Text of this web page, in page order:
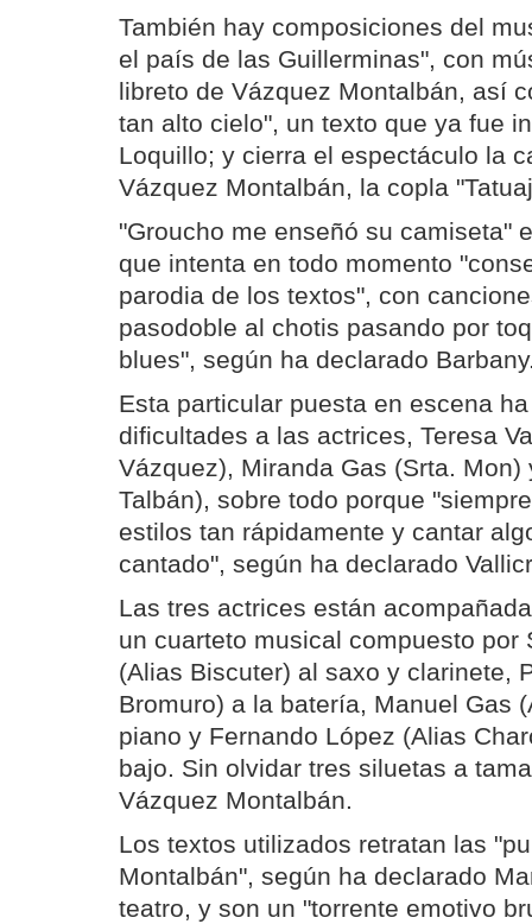
También hay composiciones del
el país de las Guillerminas", con
libreto de Vázquez Montalbán, así
tan alto cielo", un texto que ya fue
Loquillo; y cierra el espectáculo la
Vázquez Montalbán, la copla
"Groucho me enseñó su camiseta"
que intenta en todo momento
parodia de los textos", con
pasodoble al chotis pasando por
blues", según ha declarado
Esta particular puesta en escena
dificultades a las actrices, Teresa
Vázquez), Miranda Gas (Srta.
Talbán), sobre todo porque
estilos tan rápidamente y cantar
cantado", según ha declarado
Las tres actrices están
un cuarteto musical compuesto por
(Alias Biscuter) al saxo y clarinete,
Bromuro) a la batería, Manuel Gas
piano y Fernando López (Alias
bajo. Sin olvidar tres siluetas a
Vázquez Montalbán.
Los textos utilizados retratan las
Montalbán", según ha declarado
teatro, y son un "torrente emotivo